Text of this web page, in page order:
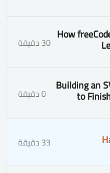
5. How 30 دقيقة
6. Building
to 0 دقيقة
33 دقيقة